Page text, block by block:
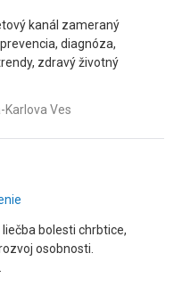
kanál zameraný
diagnóza,
zdravý životný
Karlova Ves
bolesti chrbtice,
osobnosti.